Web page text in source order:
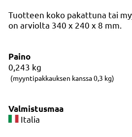
Tuotteen koko pakattuna tai
on arviolta 340 x 240 x 8 mm.
Paino
0,243 kg
(myyntipakkauksen kanssa 0,3 kg)
Valmistusmaa
Italia